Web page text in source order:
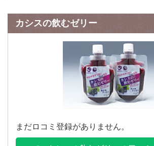
カシスの飲むゼリー
まだロコミ登録がありません。